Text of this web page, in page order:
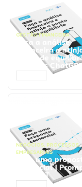
GESTÃO FINANCEIRA
Faça a análise
financeira e
ponto de
Prompts
NEGÓCIOS, PROCESSOS
EMPRESARIAIS
Faça uma
comercial |
ChatGPT